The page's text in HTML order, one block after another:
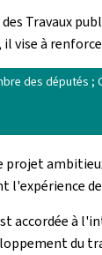
Travaux
vise à
des députés
projet
accordée à
du